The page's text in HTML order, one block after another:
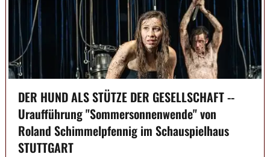
DER HUND ALS STÜTZE DER GESELLSCHAFT --
Uraufführung "Sommersonnenwende" von
Roland Schimmelpfennig im Schauspielhaus
STUTTGART